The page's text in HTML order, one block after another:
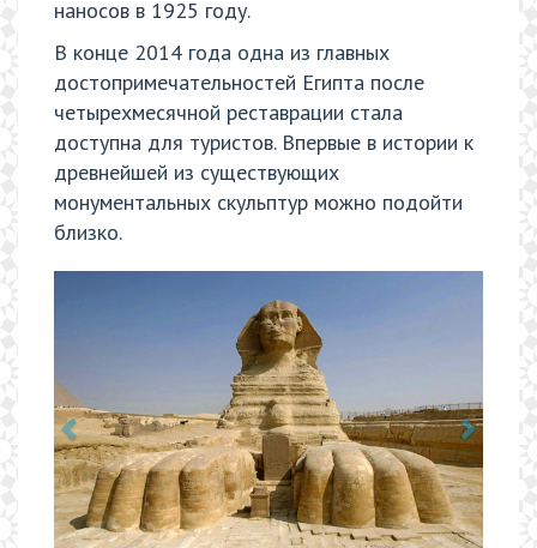
наносов в 1925 году.
В конце 2014 года одна из главных
достопримечательностей Египта после
четырехмесячной реставрации стала
доступна для туристов. Впервые в истории к
древнейшей из существующих
монументальных скульптур можно подойти
близко.